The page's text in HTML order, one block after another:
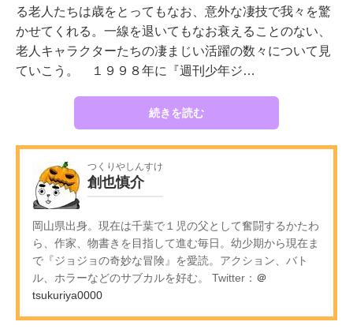
る老人たちは歳をとってもなお、意外な凄技で我々を驚
かせてくれる。一線を退いてもなお衰えることのない、
老人キャラクターたちの凄まじい活躍の数々について見
ていこう。 １９９８年に『週刊少年ジ…
続きを読む
つくりやしんすけ
創也慎介
岡山県出身。現在は千葉で１児の父として奮闘するかたわ
ら、作家、物書きを目指して進む毎日。幼少期から現在ま
で『ジョジョの奇妙な冒険』を愛読。アクション、バト
ル、ホラーなどのサブカルを好む。 Twitter： ＠
tsukuriya0000